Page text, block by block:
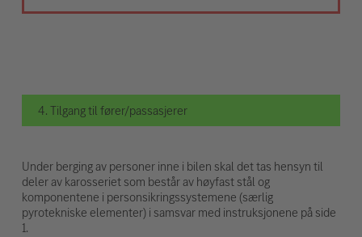
4. Tilgang til fører/passasjerer
Under berging av personer inne i bilen skal det tas hensyn til
deler av karosseriet som består av høyfast stål og
komponentene i personsikringssystemene (særlig
pyrotekniske elementer) i samsvar med instruksjonene på side
1.